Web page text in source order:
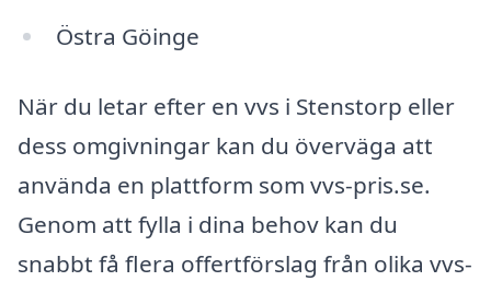
Östra Göinge
När du letar efter en vvs i Stenstorp eller
dess omgivningar kan du överväga att
använda en plattform som vvs-pris.se.
Genom att fylla i dina behov kan du
snabbt få flera offertförslag från olika vvs-